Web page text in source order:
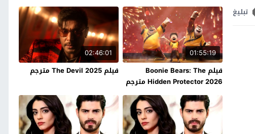
تبليغ
01:55:19
فيلم Boonie Bears: The
Hidden Protector 2026 مترجم
02:46:01
فيلم The Devil 2025 مترجم